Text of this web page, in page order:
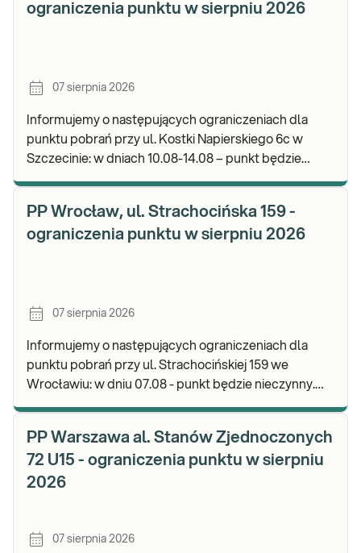
ograniczenia punktu w sierpniu 2026
07 sierpnia 2026
Informujemy o następujących ograniczeniach dla
punktu pobrań przy ul. Kostki Napierskiego 6c w
Szczecinie: w dniach 10.08-14.08 – punkt będzie
PP Wrocław, ul. Strachocińska 159 -
ograniczenia punktu w sierpniu 2026
07 sierpnia 2026
Informujemy o następujących ograniczeniach dla
punktu pobrań przy ul. Strachocińskiej 159 we
Wrocławiu: w dniu 07.08 - punkt będzie nieczynny.
PP Warszawa al. Stanów Zjednoczonych
72 U15 - ograniczenia punktu w sierpniu
2026
07 sierpnia 2026